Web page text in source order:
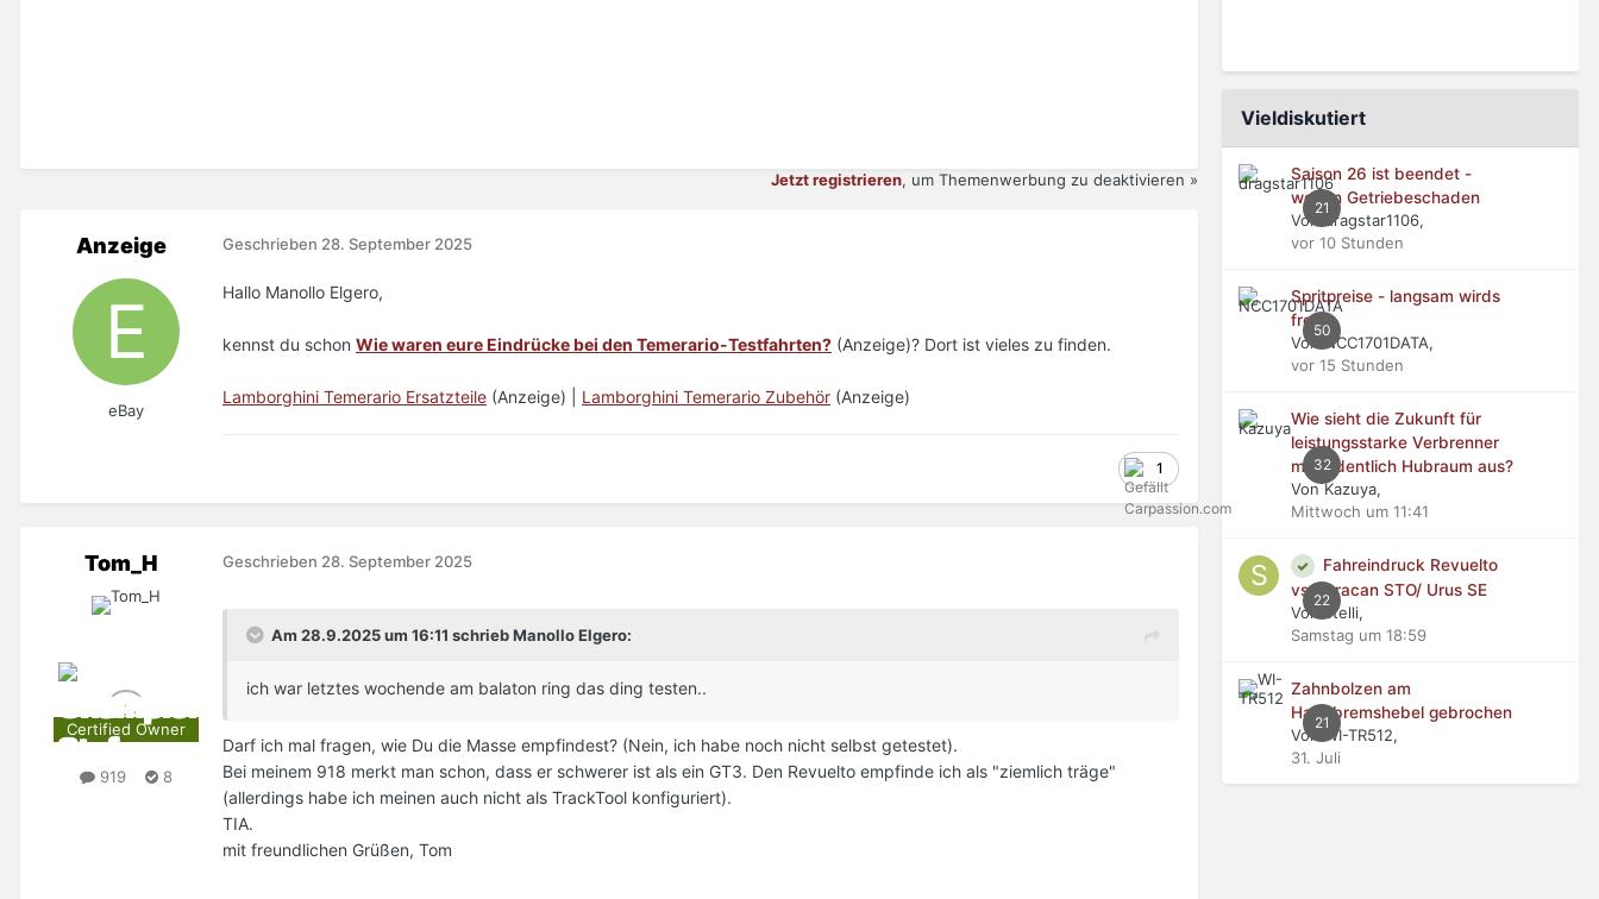
Jetzt registrieren, um Themenwerbung zu deaktivieren »
Anzeige
eBay
Geschrieben 28. September 2025
Hallo Manollo Elgero,
kennst du schon Wie waren eure Eindrücke bei den Temerario-Testfahrten? (Anzeige)? Dort ist vieles zu finden.
Lamborghini Temerario Ersatzteile (Anzeige) | Lamborghini Temerario Zubehör (Anzeige)
1
Tom_H
Certified Owner
919 8
Geschrieben 28. September 2025
Am 28.9.2025 um 16:11 schrieb Manollo Elgero:
ich war letztes wochende am balaton ring das ding testen..
Darf ich mal fragen, wie Du die Masse empfindest? (Nein, ich habe noch nicht selbst getestet).
Bei meinem 918 merkt man schon, dass er schwerer ist als ein GT3. Den Revuelto empfinde ich als "ziemlich träge"
(allerdings habe ich meinen auch nicht als TrackTool konfiguriert).
TIA.
mit freundlichen Grüßen, Tom
Vieldiskutiert
21
Saison 26 ist beendet -
wegen Getriebeschaden
Von dragstar1106,
vor 10 Stunden
50
Spritpreise - langsam wirds
frech
Von NCC1701DATA,
vor 15 Stunden
32
Wie sieht die Zukunft für
leistungsstarke Verbrenner
mit ordentlich Hubraum aus?
Von Kazuya,
Mittwoch um 11:41
22
Fahreindruck Revuelto
vs Huracan STO/ Urus SE
Von stelli,
Samstag um 18:59
21
Zahnbolzen am
Handbremshebel gebrochen
Von WI-TR512,
31. Juli